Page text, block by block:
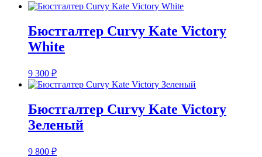
Бюстгалтер Curvy Kate Victory
White
9 300 ₽
Бюстгалтер Curvy Kate Victory
Зеленый
9 800 ₽